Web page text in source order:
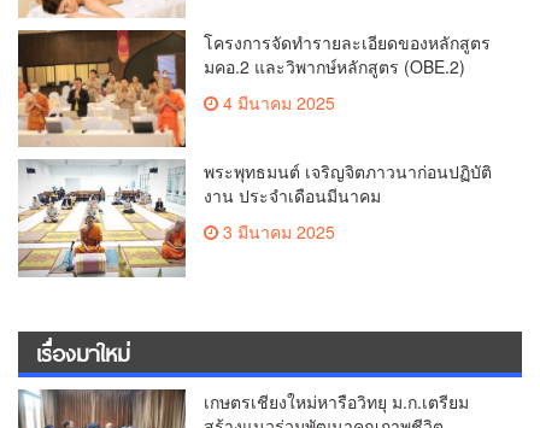
โครงการจัดทำรายละเอียดของหลักสูตร
มคอ.2 และวิพากษ์หลักสูตร (OBE.2)
4 มีนาคม 2025
พระพุทธมนต์ เจริญจิตภาวนาก่อนปฏิบัติ
งาน ประจำเดือนมีนาคม
3 มีนาคม 2025
เรื่องมาใหม่
เกษตรเชียงใหม่หารือวิทยุ ม.ก.เตรียม